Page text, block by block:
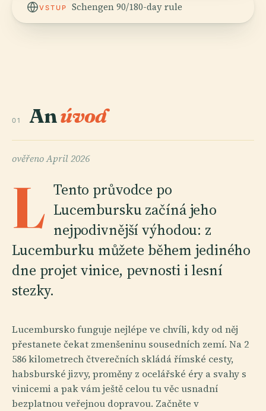
VSTUP Schengen 90/180-day rule
01 Anúvod
ověřenoApril 2026
L Tento průvodce po
Lucembursku začíná jeho
nejpodivnější výhodou: z
Lucemburku můžete během jediného
dne projet vinice, pevnosti i lesní
stezky.
Lucembursko funguje nejlépe ve chvíli, kdy od něj
přestanete čekat zmenšeninu sousedních zemí. Na 2
586 kilometrech čtverečních skládá římské cesty,
habsburské jizvy, proměny z ocelářské éry a svahy s
vinicemi a pak vám ještě celou tu věc usnadní
bezplatnou veřejnou dopravou. Začněte v